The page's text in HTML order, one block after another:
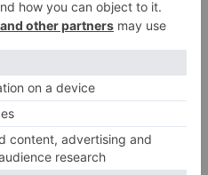
El Burgos CF anuncia que Álex
éxito del menisco de su rodilla
Detenidas tres personas en
Quintanar de la Sierra con
hachís, cocaína y marihuana
ocultos en su vehículo